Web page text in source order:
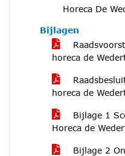
Horeca De
Bijlagen
horeca de
horeca de
Bijlage 1
Horeca de
Bijlage 2